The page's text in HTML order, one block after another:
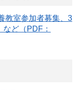
教室参加者募集、3
ど（PDF：